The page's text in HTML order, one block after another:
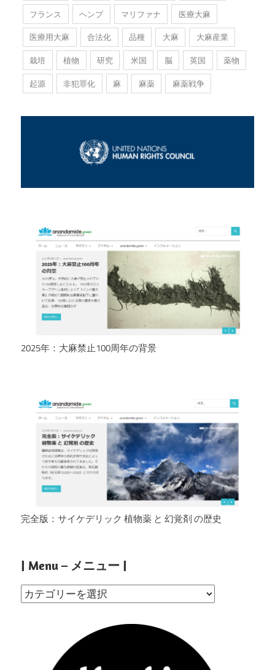
フランス
ヘンプ マリファナ
医療大麻
医療用大麻
合法化 品種 大麻
大麻産業
栽培
植物 研究 米国 脳 英国
薬物
起源
非犯罪化 麻 麻薬 麻薬戦争
2025年：大麻禁止100周年の背景
完全版：サイケデリック 植物薬 と 幻覚剤 の歴史
| Menu – メニュー |